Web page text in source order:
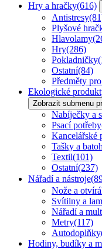
Hry a hračky(616)
Antistresy
Plyšové
Hlavolamy
Hry(286)
Pokladničky
Ostatní(84)
Předměty
Ekologické
Zobrazit submenu
Nabíječky a
Psací potřeby
Kancelářské
Tašky a
Textil(101)
Ostatní(237)
Nářadí a nástroje
Nože a
Svítilny a
Nářadí a
Metry(117)
Autodoplňky
Hodiny, budíky a